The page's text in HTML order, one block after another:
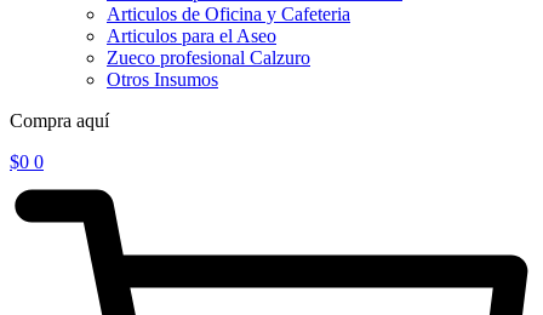
Articulos de Oficina y Cafeteria
Articulos para el Aseo
Zueco profesional Calzuro
Otros Insumos
Compra aquí
$0 0